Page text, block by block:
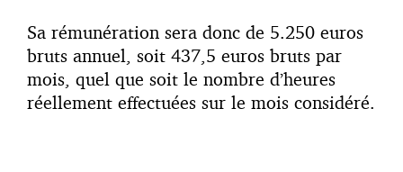
Sa rémunération sera donc de 5.250 euros
bruts annuel, soit 437,5 euros bruts par
mois, quel que soit le nombre d’heures
réellement effectuées sur le mois considéré.